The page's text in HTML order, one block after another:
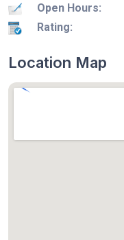
Open Hours:
Rating:
Location Map